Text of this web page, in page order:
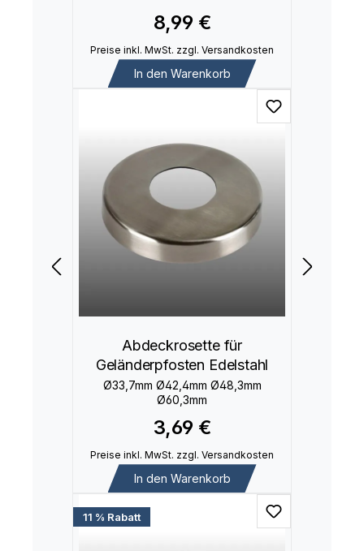
8,99 €
Preise inkl. MwSt. zzgl. Versandkosten
In den Warenkorb
Abdeckrosette für
Geländerpfosten Edelstahl
Ø33,7mm Ø42,4mm Ø48,3mm
Ø60,3mm
3,69 €
Preise inkl. MwSt. zzgl. Versandkosten
In den Warenkorb
11 % Rabatt